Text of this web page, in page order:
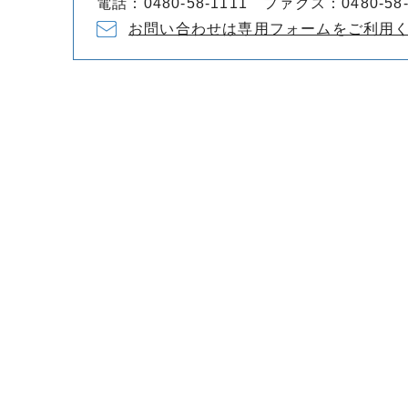
電話：0480-58-1111 ファクス：0480-
お問い合わせは専用フォームをご利用く